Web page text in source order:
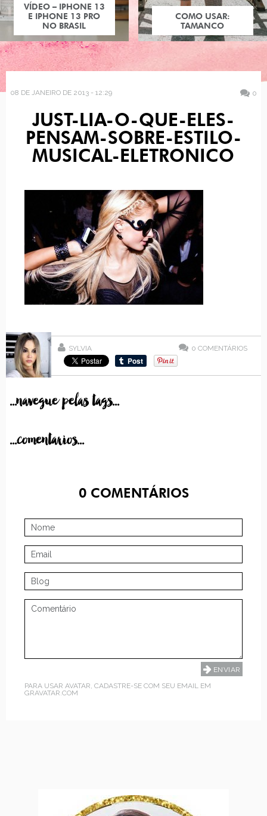
VÍDEO – IPHONE 13
E IPHONE 13 PRO
NO BRASIL
COMO USAR:
TAMANCO
08 DE JANEIRO DE 2013 - 12:29 0
JUST-LIA-O-QUE-ELES-
PENSAM-SOBRE-ESTILO-
MUSICAL-ELETRONICO
SYLVIA 0 COMENTÁRIOS
...navegue pelas tags...
...comentarios...
0COMENTÁRIOS
PARA USAR AVATAR, CADASTRE-SE COM SEU EMAIL EM
GRAVATAR.COM